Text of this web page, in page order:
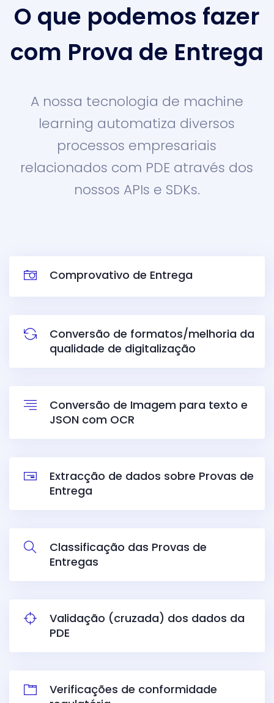
O que podemos fazer
com Prova de Entrega
A nossa tecnologia de machine
learning automatiza diversos
processos empresariais
relacionados com PDE através dos
nossos APIs e SDKs.
Comprovativo de Entrega
Conversão de formatos/melhoria da
qualidade de digitalização
Conversão de Imagem para texto e
JSON com OCR
Extracção de dados sobre Provas de
Entrega
Classificação das Provas de
Entregas
Validação (cruzada) dos dados da
PDE
Verificações de conformidade